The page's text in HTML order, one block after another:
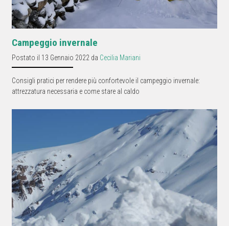
Campeggio invernale
Postato il 13 Gennaio 2022 da Cecilia Mariani
Consigli pratici per rendere più confortevole il campeggio invernale:
attrezzatura necessaria e come stare al caldo